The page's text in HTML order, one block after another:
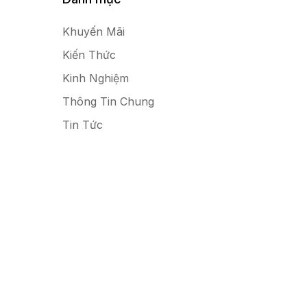
Khuyến Mãi
Kiến Thức
Kinh Nghiệm
Thông Tin Chung
Tin Tức